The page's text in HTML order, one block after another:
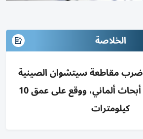
الخلاصة
زلزال بقوة 5.29 ضرب مقاطعة سيتشوان الصينية
الأحد، وفق مركز أبحاث ألماني، ووقع على عمق 10
كيلومترات